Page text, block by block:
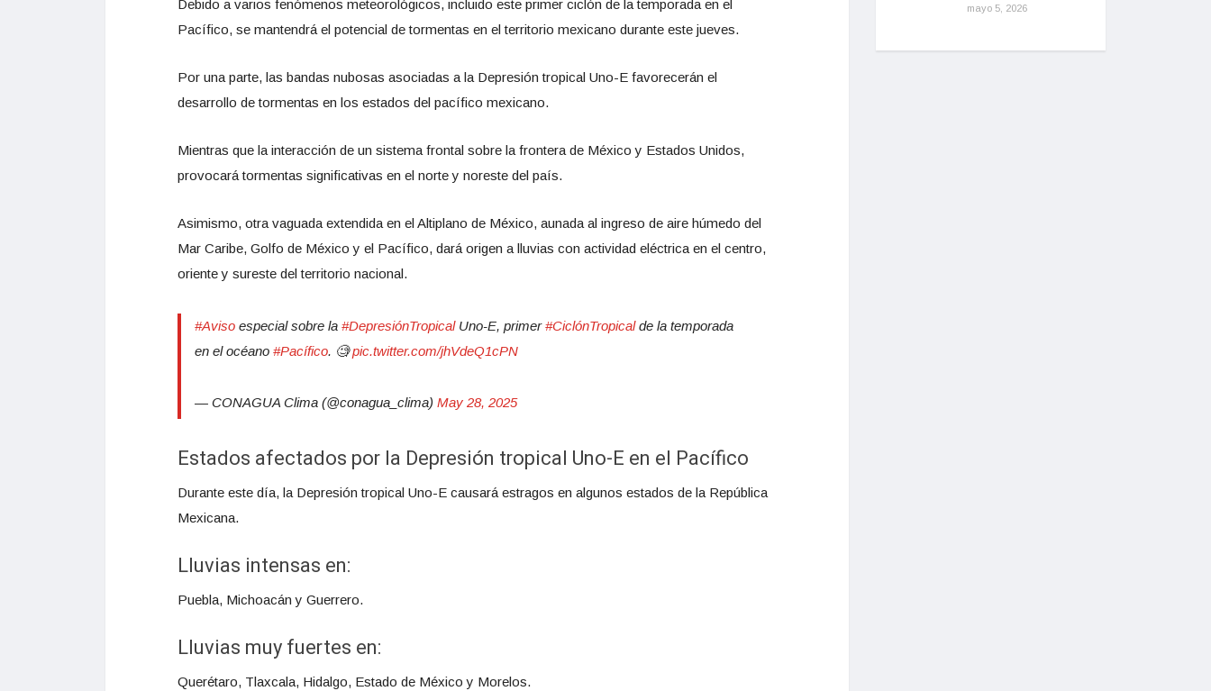
Debido a varios fenómenos meteorológicos, incluido este primer ciclón de la temporada en el
Pacífico, se mantendrá el potencial de tormentas en el territorio mexicano durante este jueves.
Por una parte, las bandas nubosas asociadas a la Depresión tropical Uno-E favorecerán el
desarrollo de tormentas en los estados del pacífico mexicano.
Mientras que la interacción de un sistema frontal sobre la frontera de México y Estados Unidos,
provocará tormentas significativas en el norte y noreste del país.
Asimismo, otra vaguada extendida en el Altiplano de México, aunada al ingreso de aire húmedo del
Mar Caribe, Golfo de México y el Pacífico, dará origen a lluvias con actividad eléctrica en el centro,
oriente y sureste del territorio nacional.
#Aviso especial sobre la #DepresiónTropicalUno-E, primer#CiclónTropicalde la temporada
en el océano #Pacífico. 🧐pic.twitter.com/jhVdeQ1cPN
— CONAGUA Clima (@conagua_clima) May 28, 2025
Estados afectados por la Depresión tropical Uno-E en el Pacífico
Durante este día, la Depresión tropical Uno-E causará estragos en algunos estados de la República
Mexicana.
Lluvias intensas en:
Puebla, Michoacán y Guerrero.
Lluvias muy fuertes en:
Querétaro, Tlaxcala, Hidalgo, Estado de México y Morelos.
mayo 5, 2026